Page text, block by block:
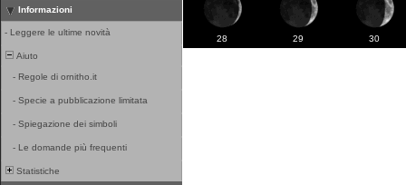
Informazioni
- Leggere le ultime novità
Aiuto
- Regole di ornitho.it
- Specie a pubblicazione limitata
- Spiegazione dei simboli
- Le domande più frequenti
Statistiche
28 29 30